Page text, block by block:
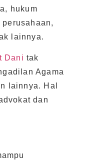
hukum
lainnya.
Dani tak
Agama
lainnya. Hal
dan